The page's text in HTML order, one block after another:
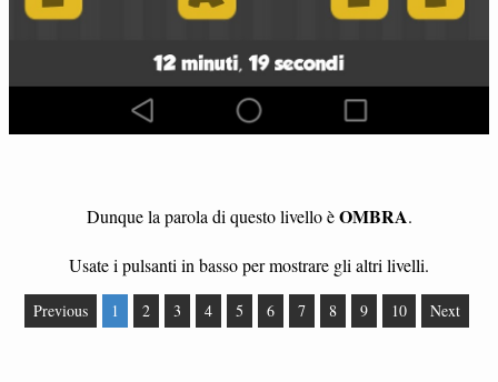
Dunque la parola di questo livello èOMBRA.
Usate i pulsanti in basso per mostrare gli altri livelli.
Previous 1 2 3 4 5 6 7 8 9 10 Next